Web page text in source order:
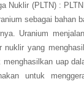
Nuklir (PLTN) :
sebagai bahan
Uranium
yang
menghasilkan uap
untuk